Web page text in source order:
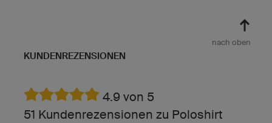
nach oben
KUNDENREZENSIONEN
4.9 von 5
51 Kundenrezensionen zu Poloshirt